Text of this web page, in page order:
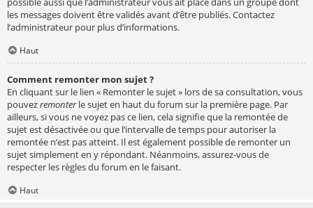
les messages doivent être validés avant d’être publiés. Contactez
l’administrateur pour plus d’informations.
Haut
Comment remonter mon sujet ?
En cliquant sur le lien « Remonter le sujet » lors de sa consultation, vous
pouvezremonterle sujet en haut du forum sur la première page. Par
ailleurs, si vous ne voyez pas ce lien, cela signifie que la remontée de
sujet est désactivée ou que l’intervalle de temps pour autoriser la
remontée n’est pas atteint. Il est également possible de remonter un
sujet simplement en y répondant. Néanmoins, assurez-vous de
respecter les règles du forum en le faisant.
Haut